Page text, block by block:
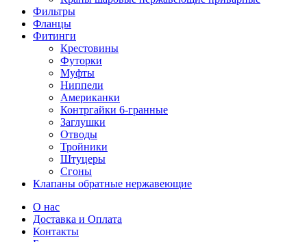
Фильтры
Фланцы
Фитинги
Крестовины
Футорки
Муфты
Ниппели
Американки
Контргайки 6-гранные
Заглушки
Отводы
Тройники
Штуцеры
Сгоны
Клапаны обратные нержавеющие
О нас
Доставка и Оплата
Контакты